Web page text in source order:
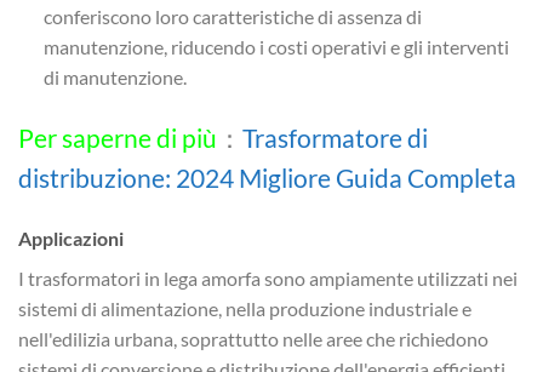
conferiscono loro caratteristiche di assenza di
manutenzione, riducendo i costi operativi e gli interventi
di manutenzione.
Per saperne di più ： Trasformatore di
distribuzione: 2024 Migliore Guida Completa
Applicazioni
I trasformatori in lega amorfa sono ampiamente utilizzati nei
sistemi di alimentazione, nella produzione industriale e
nell'edilizia urbana, soprattutto nelle aree che richiedono